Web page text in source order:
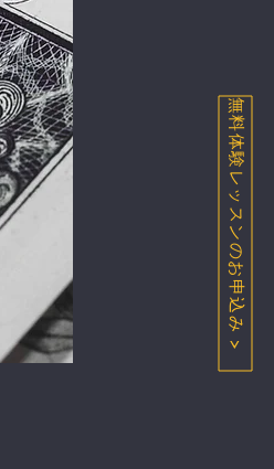
無料体験レッスンのお申込み